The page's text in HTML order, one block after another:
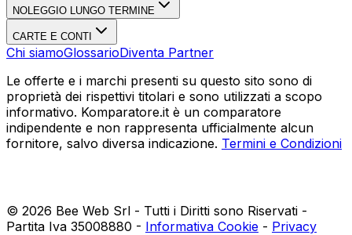
NOLEGGIO LUNGO TERMINE
CARTE E CONTI
Chi siamoGlossarioDiventa Partner
Le offerte e i marchi presenti su questo sito sono di
proprietà dei rispettivi titolari e sono utilizzati a scopo
informativo. Komparatore.it è un comparatore
indipendente e non rappresenta ufficialmente alcun
fornitore, salvo diversa indicazione. Termini e Condizioni
© 2026 Bee Web Srl - Tutti i Diritti sono Riservati -
Partita Iva 35008880 - Informativa Cookie - Privacy